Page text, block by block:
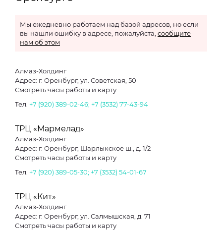
Мы ежедневно работаем над базой адресов, но если
вы нашли ошибку в адресе, пожалуйста, сообщите
нам об этом
Алмаз-Холдинг
Адрес: г. Оренбург, ул. Советская, 50
Смотреть часы работы и карту
Тел. +7 (920) 389-02-46; +7 (3532) 77-43-94
ТРЦ «Мармелад»
Алмаз-Холдинг
Адрес: г. Оренбург, Шарлыкское ш., д. 1/2
Смотреть часы работы и карту
Тел. +7 (920) 389-05-30; +7 (3532) 54-01-67
ТРЦ «Кит»
Алмаз-Холдинг
Адрес: г. Оренбург, ул. Салмышская, д. 71
Смотреть часы работы и карту